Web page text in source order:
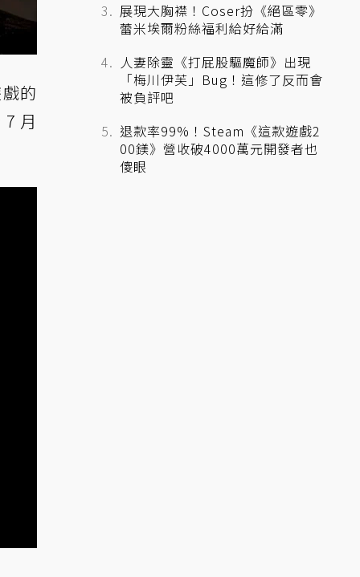
的
月
展現大胸襟！Coser扮《絕區零》
蕾米埃爾粉絲福利給好給滿
人妻除靈《打屁股驅魔師》出現
「梅川伊芙」Bug！這修了反而會
被負評吧
退款率99%！Steam《這款遊戲2
00鎂》營收破4000萬元開發者也
傻眼